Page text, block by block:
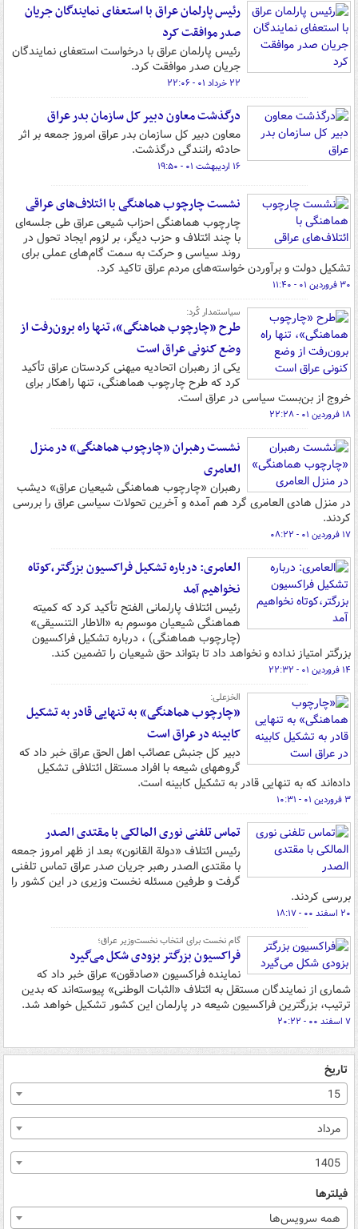
رئیس پارلمان عراق با استعفای نمایندگان جریان
صدر موافقت کرد
رئیس پارلمان عراق با درخواست استعفای نمایندگان
جریان صدر موافقت کرد.
۲۲ خرداد ۰۱ - ۲۲:۰۶
درگذشت معاون دبیر کل سازمان بدر عراق
معاون دبیر کل سازمان بدر عراق امروز جمعه بر اثر
حادثه رانندگی درگذشت.
۱۶ اردیبهشت ۰۱ - ۱۹:۵۰
نشست چارچوب هماهنگی با ائتلاف‌های عراقی
چارچوب هماهنگی احزاب شیعی عراق طی جلسه‌ای
با چند ائتلاف و حزب دیگر، بر لزوم ایجاد تحول در
روند سیاسی و حرکت به سمت گام‌های عملی برای
تشکیل دولت و برآوردن خواسته‌های مردم عراق تاکید کرد.
۳۰ فروردین ۰۱ - ۱۱:۴۰
سیاستمدار کُرد:
طرح «چارچوب هماهنگی»، تنها راه برون‌رفت از
وضع کنونی عراق است
یکی از رهبران اتحادیه میهنی کردستان عراق تأکید
کرد که طرح چارچوب هماهنگی، تنها راهکار برای
خروج از بن‌بست سیاسی در عراق است.
۱۸ فروردین ۰۱ - ۲۲:۲۸
نشست رهبران «چارچوب هماهنگی» در منزل
العامری
رهبران «چارچوب هماهنگی شیعیان عراق» دیشب
در منزل هادی العامری گرد هم آمده و آخرین تحولات سیاسی عراق را بررسی
کردند.
۱۷ فروردین ۰۱ - ۰۸:۲۲
العامری: درباره تشکیل فراکسیون بزرگتر،کوتاه
نخواهیم آمد
رئیس ائتلاف پارلمانی الفتح تأکید کرد که کمیته
هماهنگی شیعیان موسوم به «الاطار التنسیقی»
(چارچوب هماهنگی) ، درباره تشکیل فراکسیون
بزرگتر امتیاز نداده و نخواهد داد تا بتواند حق شیعیان را تضمین کند.
۱۴ فروردین ۰۱ - ۲۲:۳۲
الخزعلی:
«چارچوب هماهنگی» به تنهایی قادر به تشکیل
کابینه در عراق است
دبیر کل جنبش عصائب اهل الحق عراق خبر داد که
گروههای شیعه با افراد مستقل ائتلافی تشکیل
داده‌اند که به تنهایی قادر به تشکیل کابینه است.
۳ فروردین ۰۱ - ۱۰:۳۱
تماس تلفنی نوری المالکی با مقتدی الصدر
رئیس ائتلاف «دولة القانون» بعد از ظهر امروز جمعه
با مقتدی الصدر رهبر جریان صدر عراق تماس تلفنی
گرفت و طرفین مسئله نخست وزیری در این کشور را
بررسی کردند.
۲۰ اسفند ۰۰ - ۱۸:۱۷
گام نخست برای انتخاب نخست‌وزیر عراق؛
فراکسیون بزرگتر بزودی شکل می‌گیرد
نماینده فراکسیون «صادقون» عراق خبر داد که
شماری از نمایندگان مستقل به ائتلاف «الثبات الوطنی» پیوسته‌اند که بدین
ترتیب، بزرگترین فراکسیون شیعه در پارلمان این کشور تشکیل خواهد شد.
۷ اسفند ۰۰ - ۲۰:۲۲
تاریخ
15
مرداد
1405
فیلترها
همه سرویس‌ها